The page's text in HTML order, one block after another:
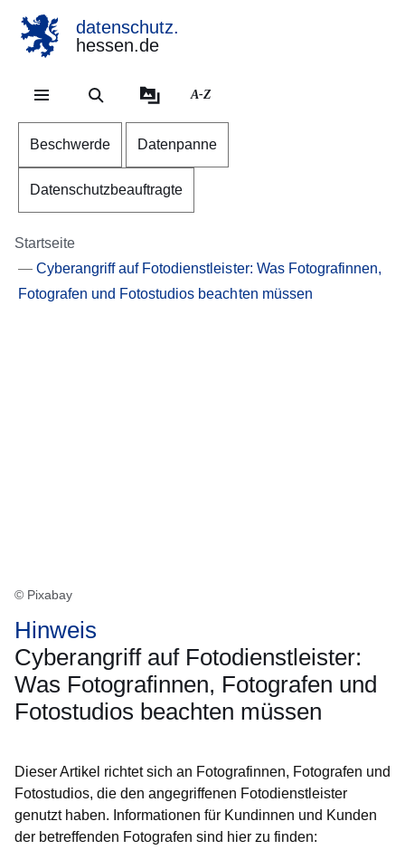
datenschutz.
hessen.de
A-Z
Beschwerde Datenpanne
Datenschutzbeauftragte
Startseite
Cyberangriff auf Fotodienstleister: Was Fotografinnen,
Fotografen und Fotostudios beachten müssen
© Pixabay
Hinweis
Cyberangriff auf Fotodienstleister:
Was Fotografinnen, Fotografen und
Fotostudios beachten müssen
Dieser Artikel richtet sich an Fotografinnen, Fotografen und
Fotostudios, die den angegriffenen Fotodienstleister
genutzt haben. Informationen für Kundinnen und Kunden
der betreffenden Fotografen sind hier zu finden: